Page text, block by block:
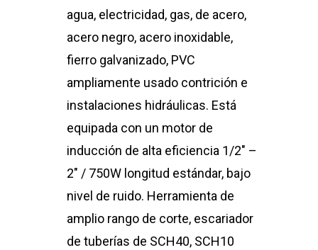
agua, electricidad, gas, de acero,
acero negro, acero inoxidable,
fierro galvanizado, PVC
ampliamente usado contrición e
instalaciones hidráulicas. Está
equipada con un motor de
inducción de alta eficiencia 1/2″ –
2″ / 750W longitud estándar, bajo
nivel de ruido. Herramienta de
amplio rango de corte, escariador
de tuberías de SCH40, SCH10